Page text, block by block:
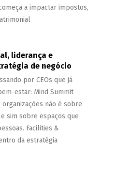
a impactar impostos,
liderança e
de negócio
por CEOs que já
estar: Mind Summit
não é sobre
sim sobre espaços que
Facilities &
da estratégia